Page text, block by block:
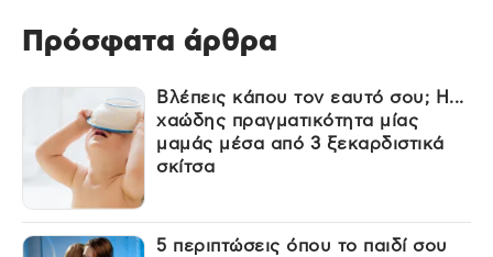
Πρόσφατα άρθρα
Βλέπεις κάπου τον εαυτό σου; Η...
χαώδης πραγματικότητα μίας
μαμάς μέσα από 3 ξεκαρδιστικά
σκίτσα
5 περιπτώσεις όπου το παιδί σου